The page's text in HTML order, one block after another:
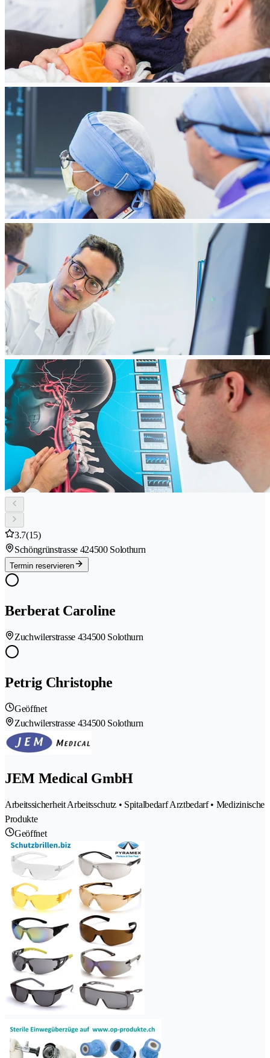
3.7(15)
Schöngrünstrasse 424500 Solothurn
Termin reservieren
Berberat Caroline
Zuchwilerstrasse 434500 Solothurn
Petrig Christophe
Geöffnet
Zuchwilerstrasse 434500 Solothurn
JEM Medical GmbH
Arbeitssicherheit Arbeitsschutz • Spitalbedarf Arztbedarf • Medizinische
Produkte
Geöffnet